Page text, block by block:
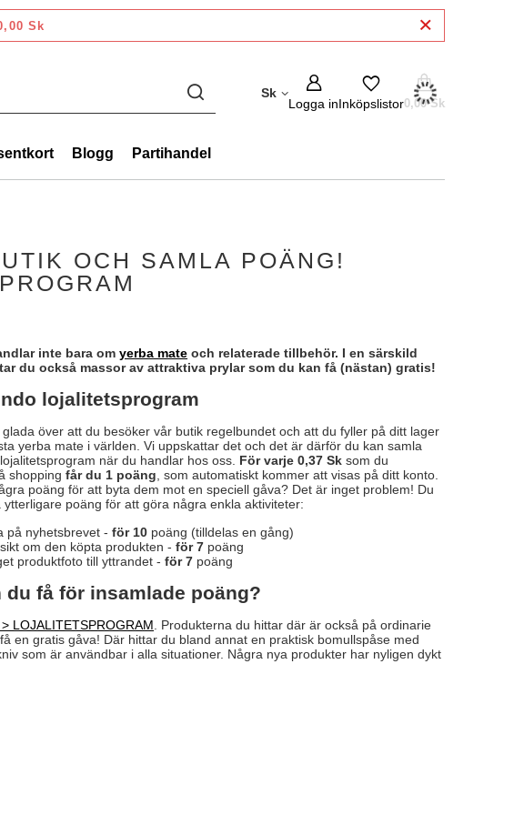
Sk
Sk
Logga inInköpslistor0,00 Sk
Blogg Partihandel
OCH SAMLA POÄNG!
inte bara omyerba mate och relaterade tillbehör. I en särskild
du också massor av attraktiva prylar som du kan få (nästan) gratis!
lojalitetsprogram
över att du besöker vår butik regelbundet och att du fyller på ditt lager
yerba mate i världen. Vi uppskattar det och det är därför du kan samla
när du handlar hos oss. För varje 0,37 Sk som du
shoppingfår du 1 poäng , som automatiskt kommer att visas på ditt konto.
poäng för att byta dem mot en speciell gåva? Det är inget problem! Du
ytterligare poäng för att göra några enkla aktiviteter:
på nyhetsbrevet -för 10 poäng (tilldelas en gång)
om den köpta produkten -för 7 poäng
produktfoto till yttrandet -för 7 poäng
du få för insamlade poäng?
LOJALITETSPROGRAM . Produkterna du hittar där är också på ordinarie
en gratis gåva! Där hittar du bland annat en praktisk bomullspåse med
som är användbar i alla situationer. Några nya produkter har nyligen dykt